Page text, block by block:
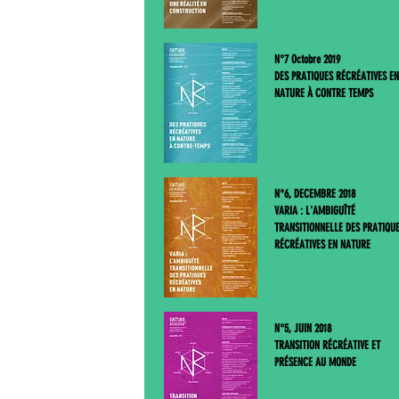
N°7 Octobre 2019
DES PRATIQUES RÉCRÉATIVES EN
NATURE À CONTRE TEMPS
N°6, DECEMBRE 2018
VARIA : L'AMBIGUÎTÉ
TRANSITIONNELLE DES
RÉCRÉATIVES EN NATURE
N°5, JUIN 2018
TRANSITION RÉCRÉATIVE ET
PRÉSENCE AU MONDE